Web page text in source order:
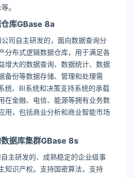
。
库GBase 8a
司自主研发的，面向数据查询分
分布式逻辑数据仓库，用于满足各
增大的数据查询、数据统计、数据
备份等数据存储、管理和处理需
统、BI系统和决策支持系统的承载
在金融、电信、能源等拥有业务数
用，包括商业分析和商业智能市场
据库集群GBase 8s
主研发的、成熟稳定的企业级事
知识产权。支持国密算法，支持